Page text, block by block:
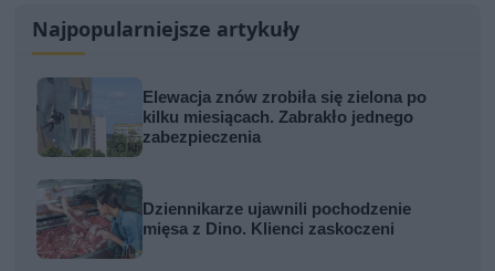
Najpopularniejsze artykuły
Elewacja znów zrobiła się zielona po
kilku miesiącach. Zabrakło jednego
zabezpieczenia
Dziennikarze ujawnili pochodzenie
mięsa z Dino. Klienci zaskoczeni